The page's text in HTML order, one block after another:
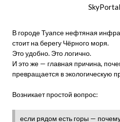
В городе Туапсе нефтяная
стоит на берегу Чёрного моря.
Это удобно. Это логично.
И это же — главная причина,
превращается в экологическую
Возникает простой вопрос:
если рядом есть горы —